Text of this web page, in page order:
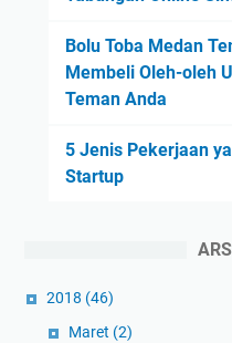
Bolu Toba Medan
Membeli Oleh-oleh
Teman Anda
5 Jenis Pekerjaan
Startup
2018 (46)
Maret (2)